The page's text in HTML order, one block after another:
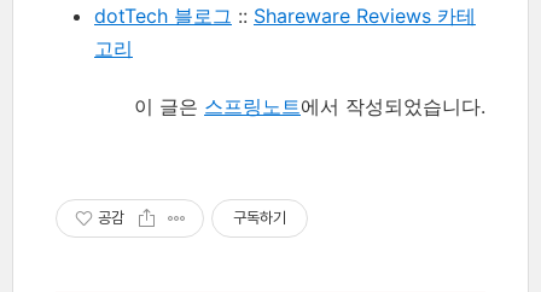
dotTech 블로그 :: Shareware Reviews 카테
고리
이 글은 스프링노트에서 작성되었습니다.
공감 구독하기